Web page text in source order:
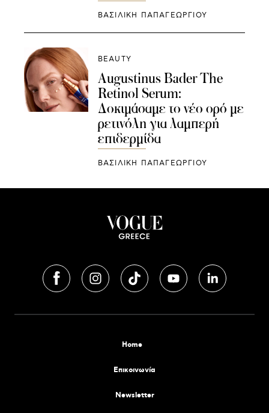
ΒΑΣΙΛΙΚΗ ΠΑΠΑΓΕΩΡΓΙΟΥ
BEAUTY
Augustinus Bader The
Retinol Serum:
Δοκιμάσαμε το νέο ορό με
ρετινόλη για λαμπερή
επιδερμίδα
ΒΑΣΙΛΙΚΗ ΠΑΠΑΓΕΩΡΓΙΟΥ
Home
Επικοινωνία
Newsletter